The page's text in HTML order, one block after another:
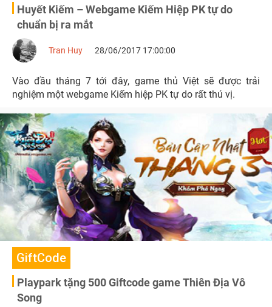
Huyết Kiếm – Webgame Kiếm Hiệp PK tự do
chuẩn bị ra mắt
Tran Huy 28/06/2017 17:00:00
Vào đầu tháng 7 tới đây, game thủ Việt sẽ được trải
nghiệm một webgame Kiếm hiệp PK tự do rất thú vị.
GiftCode
Playpark tặng 500 Giftcode game Thiên Địa Vô
Song